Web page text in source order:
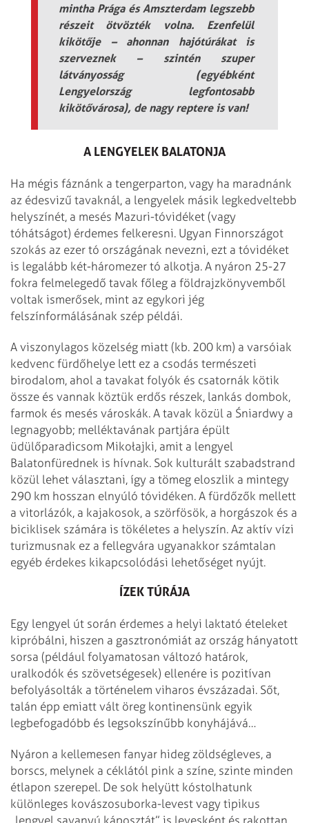
mintha Prága és Amszterdam legszebb
részeit ötvözték volna. Ezenfelül
kikötője – ahonnan hajótúrákat is
szerveznek – szintén szuper
látványosság (egyébként
Lengyelország legfontosabb
kikötővárosa), de nagy reptere is van!
A LENGYELEK BALATONJA
Ha mégis fáznánk a tengerparton, vagy ha maradnánk
az édesvizű tavaknál, a lengyelek másik legkedveltebb
helyszínét, a mesés Mazuri-tóvidéket (vagy
tóhátságot) érdemes felkeresni. Ugyan Finnországot
szokás az ezer tó országának nevezni, ezt a tóvidéket
is legalább két-háromezer tó alkotja. A nyáron 25-27
fokra felmelegedő tavak főleg a földrajzkönyvemből
voltak ismerősek, mint az egykori jég
felszínformálásának szép példái.
A viszonylagos közelség miatt (kb. 200 km) a varsóiak
kedvenc fürdőhelye lett ez a csodás természeti
birodalom, ahol a tavakat folyók és csatornák kötik
össze és vannak köztük erdős részek, lankás dombok,
farmok és mesés városkák. A tavak közül a Śniardwy a
legnagyobb; melléktavának partjára épült
üdülőparadicsom Mikołajki, amit a lengyel
Balatonfürednek is hívnak. Sok kulturált szabadstrand
közül lehet választani, így a tömeg eloszlik a mintegy
290 km hosszan elnyúló tóvidéken. A fürdőzők mellett
a vitorlázók, a kajakosok, a szörfösök, a horgászok és a
biciklisek számára is tökéletes a helyszín. Az aktív vízi
turizmusnak ez a fellegvára ugyanakkor számtalan
egyéb érdekes kikapcsolódási lehetőséget nyújt.
ÍZEK TÚRÁJA
Egy lengyel út során érdemes a helyi laktató ételeket
kipróbálni, hiszen a gasztronómiát az ország hányatott
sorsa (például folyamatosan változó határok,
uralkodók és szövetségesek) ellenére is pozitívan
befolyásolták a történelem viharos évszázadai. Sőt,
talán épp emiatt vált öreg kontinensünk egyik
legbefogadóbb és legsokszínűbb konyhájává…
Nyáron a kellemesen fanyar hideg zöldségleves, a
borscs, melynek a céklától pink a színe, szinte minden
étlapon szerepel. De sok helyütt kóstolhatunk
különleges kovászosuborka-levest vagy tipikus